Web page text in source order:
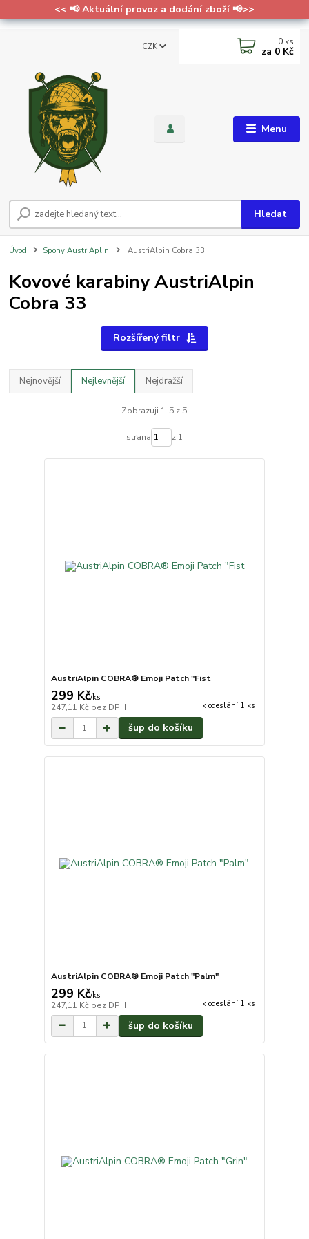
<< 📢 Aktuální provoz a dodání zboží 📢>>
Menu
CZK
Hledat
0 ks
za 0 Kč
Úvod Spony AustriAplin AustriAlpin Cobra 33
Kovové karabiny AustriAlpin
Cobra 33
Rozšířený filtr
Nejnovější Nejlevnější Nejdražší
Zobrazuji 1-5 z 5
strana z 1
AustriAlpin COBRA® Emoji Patch "Fist
299 Kč/ks
247,11 Kč bez DPH k odeslání 1 ks
šup do košíku
AustriAlpin COBRA® Emoji Patch "Palm"
299 Kč/ks
247,11 Kč bez DPH k odeslání 1 ks
šup do košíku